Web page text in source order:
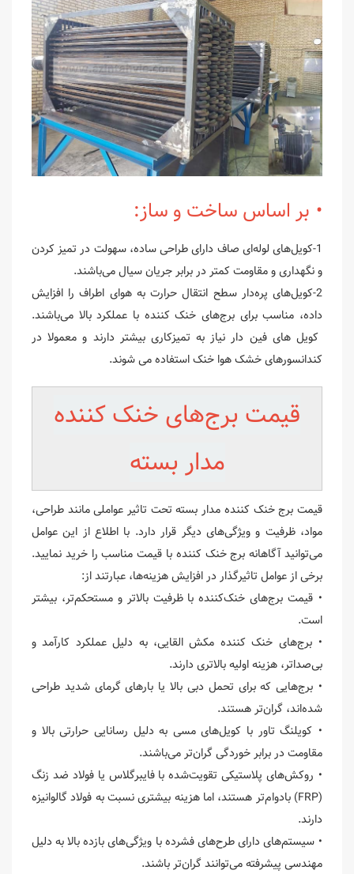
• بر اساس ساخت و ساز:
1-کویل‌های لوله‌ای صاف دارای طراحی ساده، سهولت در تمیز کردن
و نگهداری و مقاومت کمتر در برابر جریان سیال می‌باشند.
2-کویل‌های پره‌دار سطح انتقال حرارت به هوای اطراف را افزایش
داده، مناسب برای برج‌های خنک کننده با عملکرد بالا می‌باشند.
کویل های فین دار نیاز به تمیزکاری بیشتر دارند و معمولا در
کندانسورهای خشک هوا خنک استفاده می شوند.
قیمت برج‌های خنک کننده
مدار بسته
قیمت برج خنک کننده مدار بسته تحت تاثیر عواملی مانند طراحی،
مواد، ظرفیت و ویژگی‌های دیگر قرار دارد. با اطلاع از این عوامل
می‌توانید آگاهانه برج خنک کننده با قیمت مناسب را خرید نمایید.
برخی از عوامل تاثیرگذار در افزایش هزینه‌ها، عبارتند از:
• قیمت برج‌های خنک‌کننده با ظرفیت‌ بالاتر و مستحکم‌تر، بیشتر
است.
• برج‌های خنک کننده مکش القایی، به دلیل عملکرد کارآمد و
بی‌صداتر، هزینه اولیه بالاتری دارند.
• برج‌هایی که برای تحمل دبی بالا یا بارهای گرمای شدید طراحی
شده‌اند، گران‌تر هستند.
• کویلنگ تاور با کویل‌های مسی به دلیل رسانایی حرارتی بالا و
مقاومت در برابر خوردگی گران‌تر می‌باشند.
• روکش‌های پلاستیکی تقویت‌شده با فایبرگلاس یا فولاد ضد زنگ
(FRP) بادوام‌تر هستند، اما هزینه بیشتری نسبت به فولاد گالوانیزه
دارند.
• سیستم‌های دارای طرح‌های فشرده با ویژگی‌های بازده بالا به دلیل
مهندسی پیشرفته می‌توانند گران‌تر باشند.